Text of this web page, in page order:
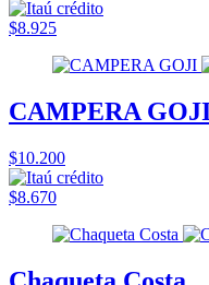
$8.925
CAMPERA
$10.200
$8.670